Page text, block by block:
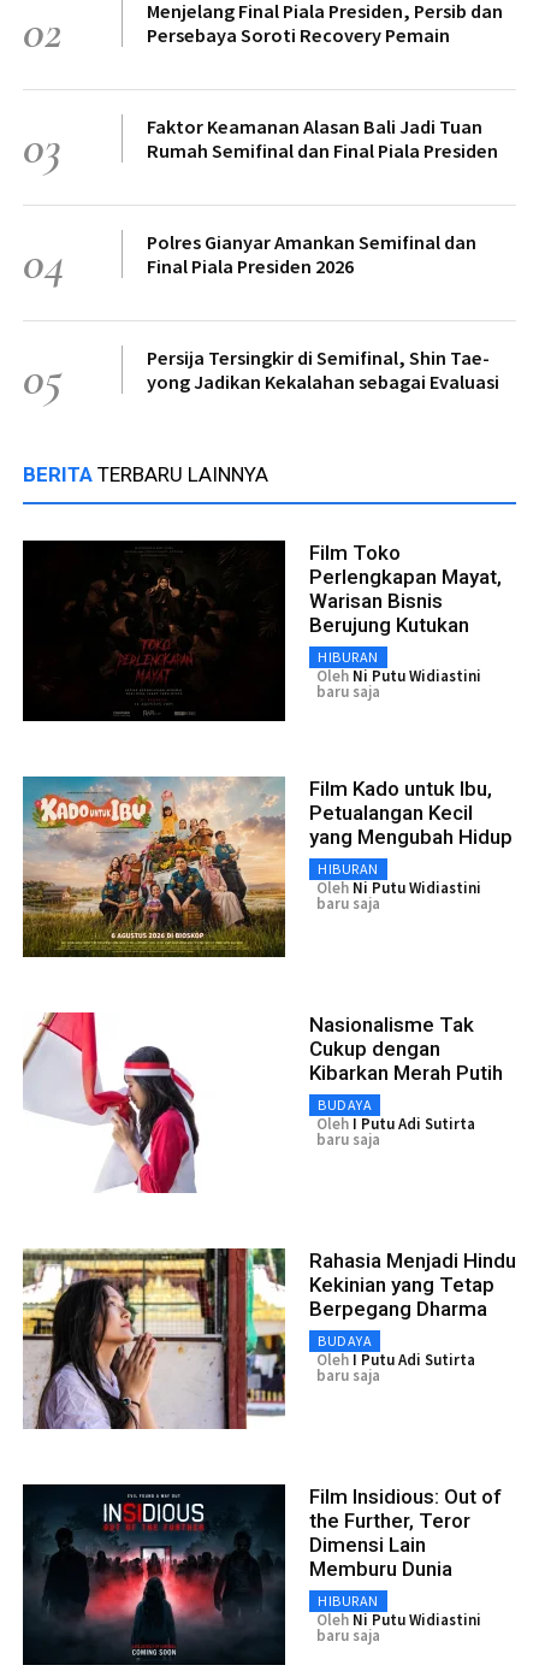
02
Menjelang Final Piala Presiden, Persib dan
Persebaya Soroti Recovery Pemain
03
Faktor Keamanan Alasan Bali Jadi Tuan
Rumah Semifinal dan Final Piala Presiden
04
Polres Gianyar Amankan Semifinal dan
Final Piala Presiden 2026
05
Persija Tersingkir di Semifinal, Shin Tae-
yong Jadikan Kekalahan sebagai Evaluasi
BERITA TERBARU LAINNYA
Film Toko
Perlengkapan Mayat,
Warisan Bisnis
Berujung Kutukan
HIBURAN
Oleh Ni Putu Widiastini
baru saja
Film Kado untuk Ibu,
Petualangan Kecil
yang Mengubah Hidup
HIBURAN
Oleh Ni Putu Widiastini
baru saja
Nasionalisme Tak
Cukup dengan
Kibarkan Merah Putih
BUDAYA
Oleh I Putu Adi Sutirta
baru saja
Rahasia Menjadi Hindu
Kekinian yang Tetap
Berpegang Dharma
BUDAYA
Oleh I Putu Adi Sutirta
baru saja
Film Insidious: Out of
the Further, Teror
Dimensi Lain
Memburu Dunia
HIBURAN
Oleh Ni Putu Widiastini
baru saja